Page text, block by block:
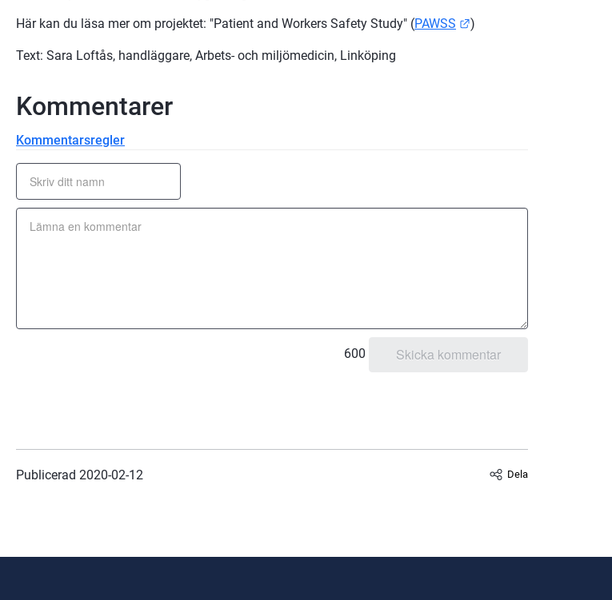
Här kan du läsa mer om projektet: "Patient and Workers Safety Study" (PAWSS Länk till annan webbplats.
)
Text: Sara Loftås, handläggare, Arbets- och miljömedicin, Linköping
Kommentarsregler
Kommentarer
600
Publicerad 2020-02-12 Dela